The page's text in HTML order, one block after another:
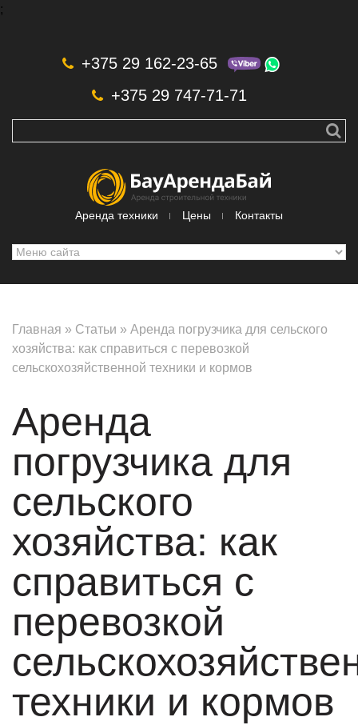
;
+375 29 162-23-65
+375 29 747-71-71
Аренда техники Цены Контакты
Главная » Статьи » Аренда погрузчика для сельского
хозяйства: как справиться с перевозкой
сельскохозяйственной техники и кормов
Аренда
погрузчика для
сельского
хозяйства: как
справиться с
перевозкой
техники и кормов